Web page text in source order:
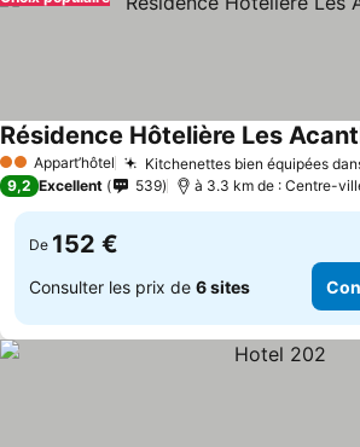
2 ÉtoilesAppart’hôtel Kitchenettes bien équipées
Résidence Hôtelière Les
9,2 Excellent 539 à 3.3 km de : Centre-
De 152 €
Consulter les prix de 6 sites